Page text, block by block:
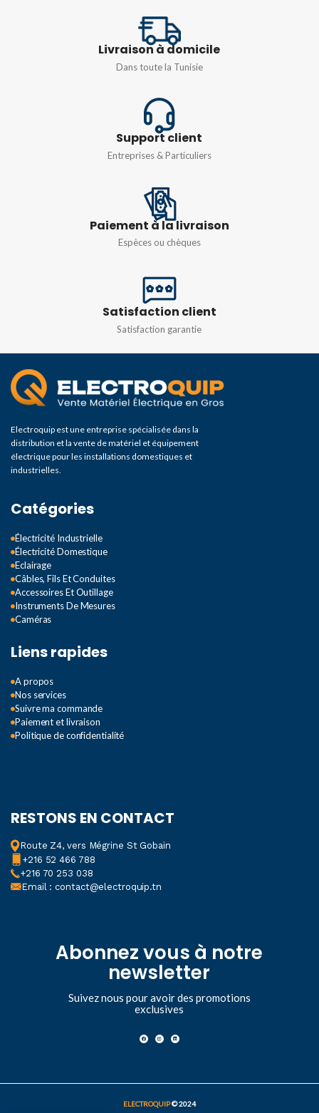
Livraison à domicile
Dans toute la Tunisie
Support client
Entreprises & Particuliers
Paiement à la livraison
Espèces ou chèques
Satisfaction client
Satisfaction garantie
Electroquip est une entreprise spécialisée dans la
distribution et la vente de matériel et équipement
électrique pour les installations domestiques et
industrielles.
Catégories
Électricité Industrielle
Électricité Domestique
Eclairage
Câbles, Fils Et Conduites
Accessoires Et Outillage
Instruments De Mesures
Caméras
Liens rapides
A propos
Nos services
Suivre ma commande
Paiement et livraison
Politique de confidentialité
RESTONS EN CONTACT
Route Z4, vers Mégrine St Gobain
+216 52 466 788
+216 70 253 038
Email : contact@electroquip.tn
Abonnez vous à notre
newsletter
Suivez nous pour avoir des promotions
exclusives
ELECTROQUIP© 2024